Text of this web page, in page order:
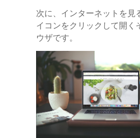
次に、インターネットを見
イコンをクリックして開く
ウザです。